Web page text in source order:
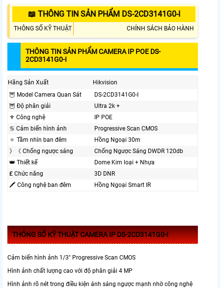
📖 THÔNG TIN SẢN PHẨM DS-2CD3141G0-I
THÔNG SỐ KỸ THUẬT CHÍNH SÁCH BẢO HÀNH
THÔNG TIN SẢN PHẨM CAMERA IP POE DS-
2CD3141G0-I
Hãng Sản Xuất
Hikvision
🦉 Model Camera Quan Sát
DS-2CD3141G0-I
🦉 Độ phân giải
Ultra 2k +
⚜️ Công nghệ
IP POE
♋ Cảm biến hình ảnh
Progressive Scan CMOS
🔅 Tầm nhìn ban đêm
Hồng Ngoại 30m
》《 Chống ngược sáng
Chống Ngược Sáng DWDR 120db
👑 Thiết kế
Dome Kim loại + Nhựa
₤ Chức năng
3D DNR
🖍 Công nghệ ban đêm
Hồng Ngoại Smart IR
THÔNG SỐ KỸ THUẬT CAMERA IP DS-2CD3141G0-I
Cảm biến hình ảnh 1/3" Progressive Scan CMOS
Hình ảnh chất lượng cao với độ phân giải 4 MP
Hình ảnh rõ nét trong điều kiện ánh sáng ngược mạnh nhờ công nghệ